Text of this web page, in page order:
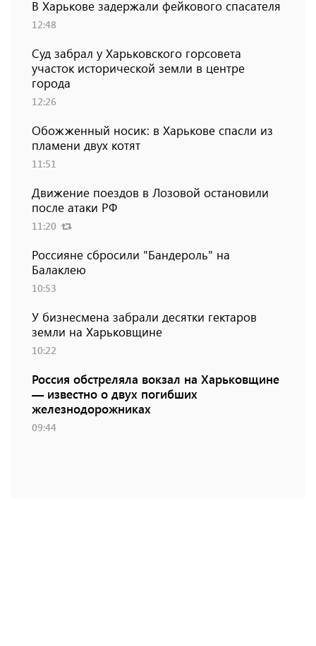
В Харькове задержали фейкового спасателя
12:48
Суд забрал у Харьковского горсовета
участок исторической земли в центре
города
12:26
Обожженный носик: в Харькове спасли из
пламени двух котят
11:51
Движение поездов в Лозовой остановили
после атаки РФ
11:20
Россияне сбросили "Бандероль" на
Балаклею
10:53
У бизнесмена забрали десятки гектаров
земли на Харьковщине
10:22
Россия обстреляла вокзал на Харьковщине
— известно о двух погибших
железнодорожниках
09:44